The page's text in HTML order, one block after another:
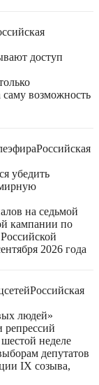
доступ
саму возможность
Российская
убедить
на седьмой
кампании по
2026 года
Российская
людей»
репрессий
неделе
депутатов
IX созыва,